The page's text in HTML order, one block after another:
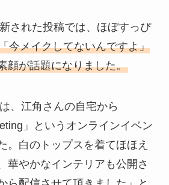
された投稿では、ほぼすっぴ
今メイクしてないんですよ」
顔が話題になりました。
、江角さんの自宅から
」というオンラインイベン
。白のトップスを着てほほえ
華やかなインテリアも公開さ